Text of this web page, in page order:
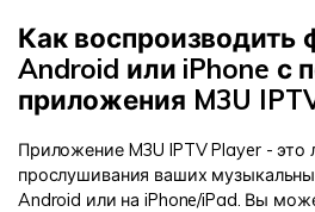
Как воспроизводить
Android или iPhone с
приложения M3U
Приложение M3U IPTV Player - это
прослушивания ваших
Android или на iPhone/iPad. Вы